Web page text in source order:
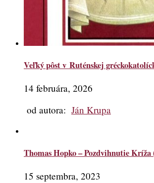
Veľký pôst v Ruténskej
14 februára, 2026
od autora: Ján Krupa
Thomas Hopko – Pozdvihnutie Kríža
15 septembra, 2023